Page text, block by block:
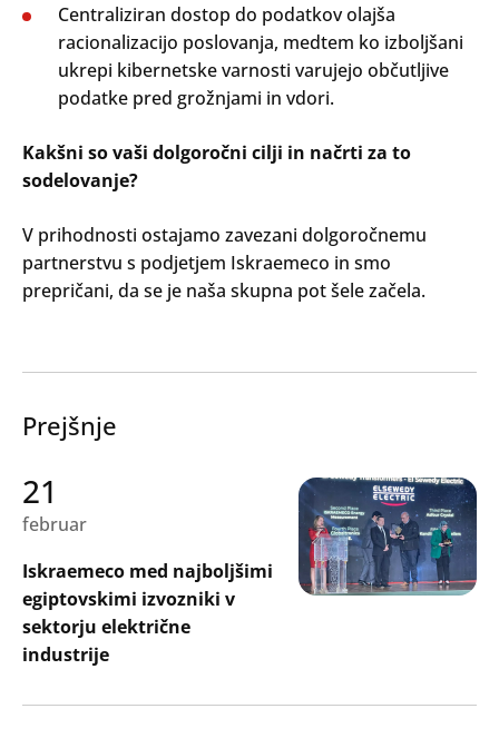
Centraliziran dostop do podatkov olajša
racionalizacijo poslovanja, medtem ko izboljšani
ukrepi kibernetske varnosti varujejo občutljive
podatke pred grožnjami in vdori.
Kakšni so vaši dolgoročni cilji in načrti za to
sodelovanje?
V prihodnosti ostajamo zavezani dolgoročnemu
partnerstvu s podjetjem Iskraemeco in smo
prepričani, da se je naša skupna pot šele začela.
Prejšnje
21
februar
Iskraemeco med najboljšimi
egiptovskimi izvozniki v
sektorju električne
industrije